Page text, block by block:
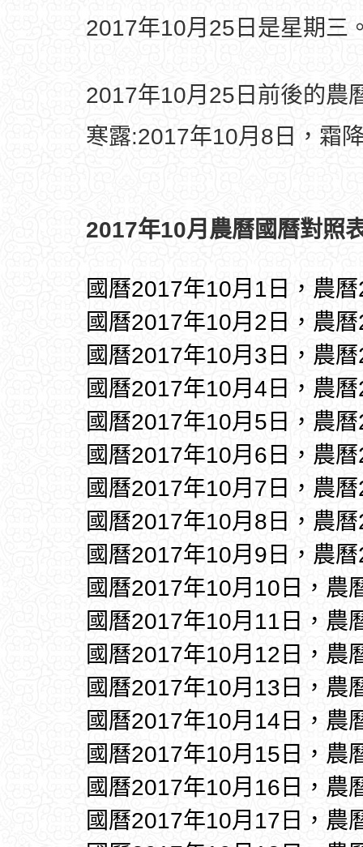
2017年10月25日是星期三
2017年10月25日前後的農
寒露:2017年10月8日，霜
2017年10月農曆國曆對照
國曆2017年10月1日，農
國曆2017年10月2日，農
國曆2017年10月3日，農
國曆2017年10月4日，農
國曆2017年10月5日，農
國曆2017年10月6日，農
國曆2017年10月7日，農
國曆2017年10月8日，農
國曆2017年10月9日，農
國曆2017年10月10日，農
國曆2017年10月11日，農
國曆2017年10月12日，農
國曆2017年10月13日，農
國曆2017年10月14日，農
國曆2017年10月15日，農
國曆2017年10月16日，農
國曆2017年10月17日，農